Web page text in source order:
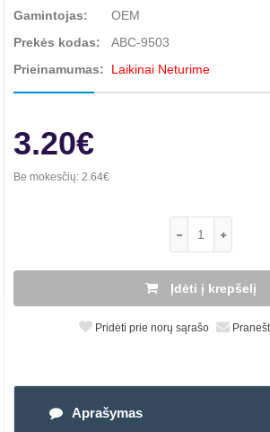
Gamintojas:
OEM
Prekės kodas:
ABC-9503
Prieinamumas:
Laikinai Neturime
3.20€
Be mokesčių: 2.64€
Įdėti į krepšelį
Pridėti prie norų sąrašo
Aprašymas